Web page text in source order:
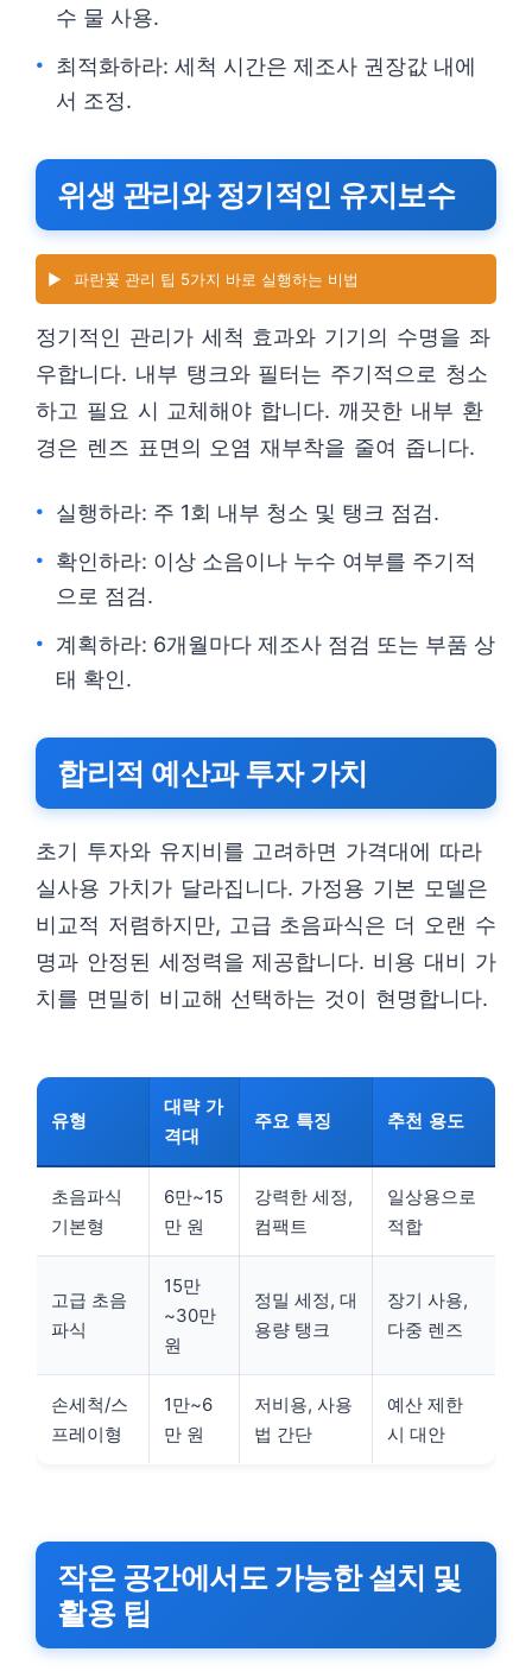
수 물 사용.
최적화하라: 세척 시간은 제조사 권장값 내에
서 조정.
위생 관리와 정기적인 유지보수
▶️ 파란꽃 관리 팁 5가지 바로 실행하는 비법
정기적인 관리가 세척 효과와 기기의 수명을 좌
우합니다. 내부 탱크와 필터는 주기적으로 청소
하고 필요 시 교체해야 합니다. 깨끗한 내부 환
경은 렌즈 표면의 오염 재부착을 줄여 줍니다.
실행하라: 주 1회 내부 청소 및 탱크 점검.
확인하라: 이상 소음이나 누수 여부를 주기적
으로 점검.
계획하라: 6개월마다 제조사 점검 또는 부품 상
태 확인.
합리적 예산과 투자 가치
초기 투자와 유지비를 고려하면 가격대에 따라
실사용 가치가 달라집니다. 가정용 기본 모델은
비교적 저렴하지만, 고급 초음파식은 더 오랜 수
명과 안정된 세정력을 제공합니다. 비용 대비 가
치를 면밀히 비교해 선택하는 것이 현명합니다.
유형
대략 가
격대
주요 특징 추천 용도
초음파식
기본형
6만~15
만 원
강력한 세정,
컴팩트
일상용으로
적합
고급 초음
파식
15만
~30만
원
정밀 세정, 대
용량 탱크
장기 사용,
다중 렌즈
손세척/스
프레이형
1만~6
만 원
저비용, 사용
법 간단
예산 제한
시 대안
작은 공간에서도 가능한 설치 및
활용 팁